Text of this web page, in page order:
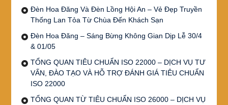
Đèn Hoa Đăng Và Đèn Lồng Hội An – Vẻ Đẹp Truyền
Thống Lan Tỏa Từ Chùa Đến Khách Sạn
Đèn Hoa Đăng – Sáng Bừng Không Gian Dịp Lễ 30/4
& 01/05
TỔNG QUAN TIÊU CHUẨN ISO 22000 – DỊCH VỤ TƯ
VẤN, ĐÀO TẠO VÀ HỖ TRỢ ĐÁNH GIÁ TIÊU CHUẨN
ISO 22000
TỔNG QUAN TỪ TIÊU CHUẨN ISO 26000 – DỊCH VỤ